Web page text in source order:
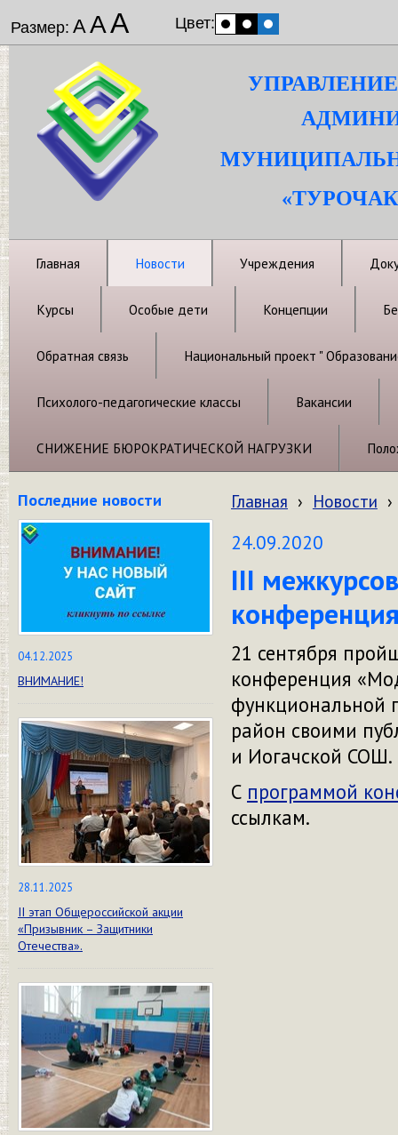
Размер: ААА Цвет:
Главная Новости Учреждения
Курсы Особые дети Концепции
Обратная связь Национальный проект "
Психолого-педагогические классы Вакансии
СНИЖЕНИЕ БЮРОКРАТИЧЕСКОЙ НАГРУЗКИ
Последние новости
04.12.2025
ВНИМАНИЕ!
28.11.2025
II этап Общероссийской акции
«Призывник – Защитники
Отечества».
Главная › Новости ›
24.09.2020
III
21 сентября
конференция
функциональной
район своими
и Иогачской СОШ.
С программой
ссылкам.